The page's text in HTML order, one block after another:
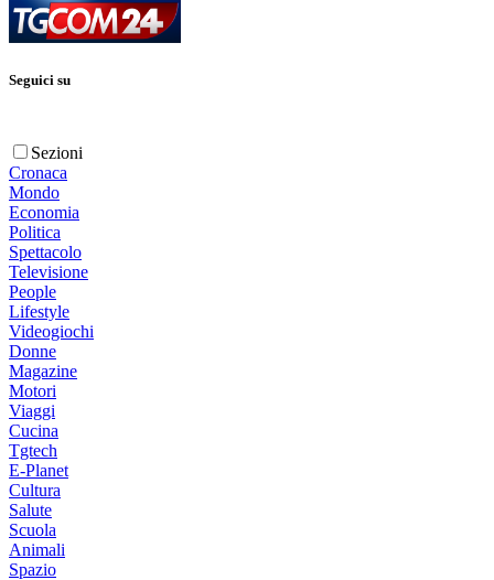
Seguici su
Sezioni
Cronaca
Mondo
Economia
Politica
Spettacolo
Televisione
People
Lifestyle
Videogiochi
Donne
Magazine
Motori
Viaggi
Cucina
Tgtech
E-Planet
Cultura
Salute
Scuola
Animali
Spazio